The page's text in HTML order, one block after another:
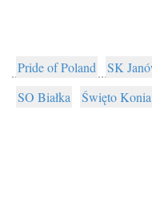
Pride of Poland SK
SO Białka
Święto